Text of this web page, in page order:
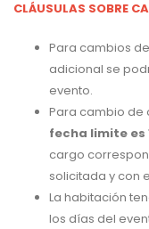
CLÁUSULAS SOBRE
Para cambios
adicional se
evento.
Para cambio de
fecha limite es
cargo
solicitada y con
La habitación
los días del